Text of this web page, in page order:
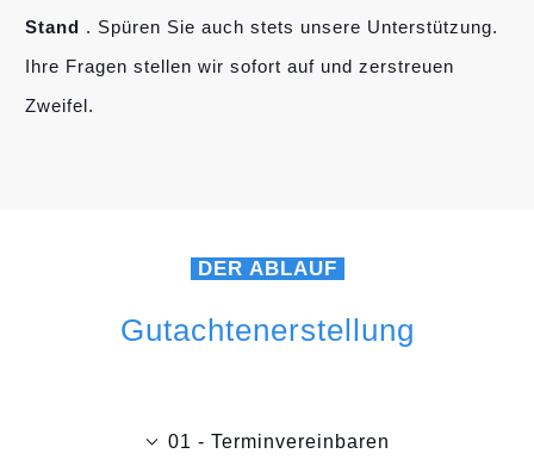
Stand . Spüren Sie auch stets unsere Unterstützung.
Ihre Fragen stellen wir sofort auf und zerstreuen
Zweifel.
DER ABLAUF
Gutachtenerstellung
01 - Terminvereinbaren